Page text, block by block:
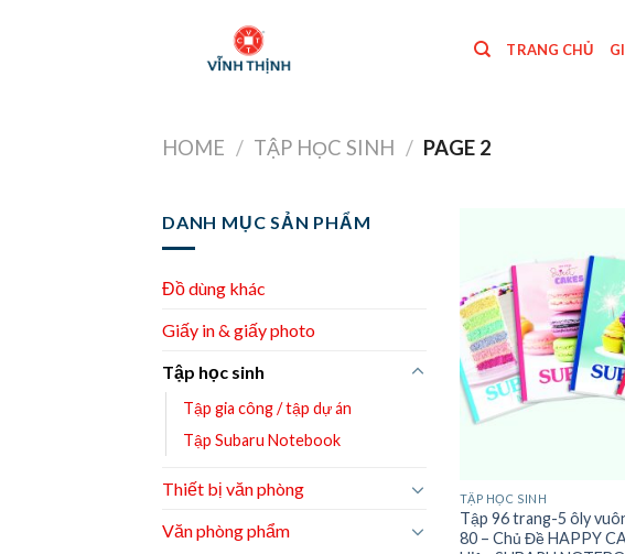
TRANG CHỦ
HOME / TẬP HỌC SINH / PAGE 2
DANH MỤC SẢN PHẨM
Đồ dùng khác
Giấy in & giấy photo
Tập học sinh
Tập gia công / tập dự án
Tập Subaru Notebook
Thiết bị văn phòng
Văn phòng phẩm
TẬP HỌC SINH
Tập 96 trang-5 ôly
80 – Chủ Đề HAPPY